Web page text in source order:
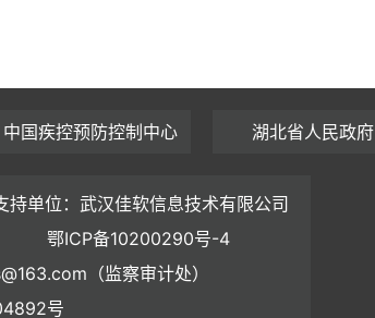
中国疾控预防控制中心 湖北省人民政府
持单位：武汉佳软信息技术有限公司
鄂ICP备10200290号-4
（监察审计处）
号